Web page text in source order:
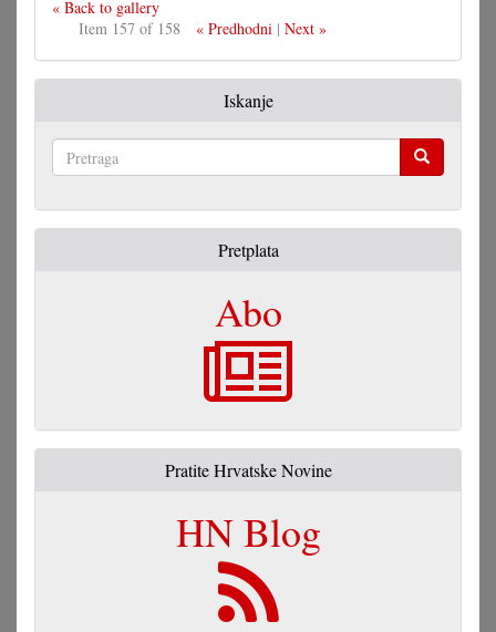
« Back to gallery
Item 157 of 158
« Predhodni| Next »
Iskanje
Pretplata
Abo
Pratite Hrvatske Novine
HN Blog